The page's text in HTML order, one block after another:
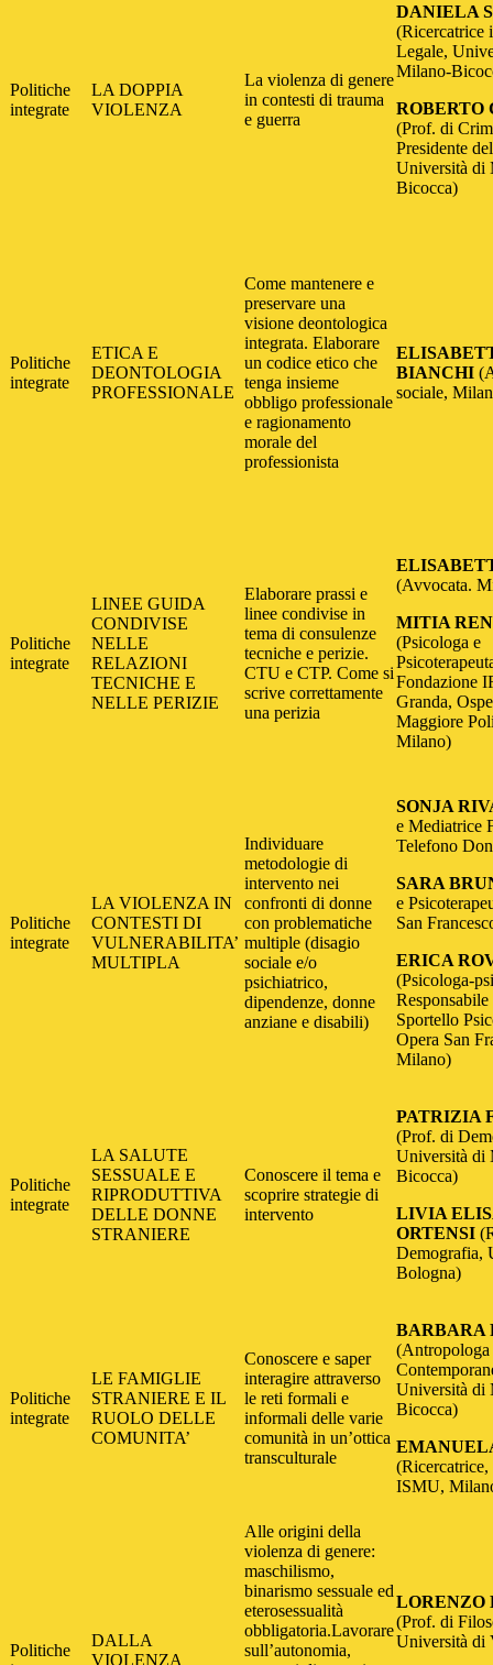
Politiche
integrate
LA DOPPIA
VIOLENZA
La violenza di genere
in contesti di trauma
e guerra
DANIELA
(Ricercatrice
Legale,
Milano-
ROBERTO
(Prof. di
Presidente
Università di
Bicocca)
Politiche
integrate
ETICA E
DEONTOLOGIA
PROFESSIONALE
Come mantenere e
preservare una
visione deontologica
integrata. Elaborare
un codice etico che
tenga insieme
obbligo professionale
e ragionamento
morale del
professionista
BIANCHI
sociale,
Politiche
integrate
LINEE GUIDA
CONDIVISE
NELLE
RELAZIONI
TECNICHE E
NELLE PERIZIE
Elaborare prassi e
linee condivise in
tema di consulenze
tecniche e perizie.
CTU e CTP. Come si
scrive correttamente
una perizia
(Avvocata.
MITIA
(Psicologa e
Fondazione
Granda,
Maggiore
Milano)
Politiche
integrate
LA VIOLENZA IN
CONTESTI DI
VULNERABILITA’
MULTIPLA
Individuare
metodologie di
intervento nei
confronti di donne
con problematiche
multiple (disagio
sociale e/o
psichiatrico,
dipendenze, donne
anziane e disabili)
SONJA
e Mediatrice
Telefono
SARA
e
San
ERICA
(Psicologa-
Sportello
Opera San
Milano)
Politiche
integrate
LA SALUTE
SESSUALE E
RIPRODUTTIVA
DELLE DONNE
STRANIERE
Conoscere il tema e
scoprire strategie di
intervento
PATRIZIA
(Prof. di
Università di
Bicocca)
LIVIA
ORTENSI
Demografia,
Bologna)
Politiche
integrate
LE FAMIGLIE
STRANIERE E IL
RUOLO DELLE
COMUNITA’
Conoscere e saper
interagire attraverso
le reti formali e
informali delle varie
comunità in un’ottica
transculturale
BARBARA
(Antropologa
Università di
Bicocca)
ISMU,
Politiche
DALLA
VIOLENZA
Alle origini della
violenza di genere:
maschilismo,
binarismo sessuale ed
eterosessualità
obbligatoria.Lavorare
sull’autonomia,
LORENZO
(Prof. di
Università di